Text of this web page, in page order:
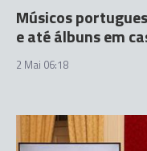
Músicos
e até álbuns em
2 Mai 06:18